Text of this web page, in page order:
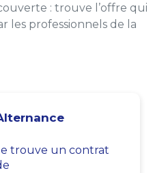
: trouve l’offre qui
les professionnels de la
trouve un contrat